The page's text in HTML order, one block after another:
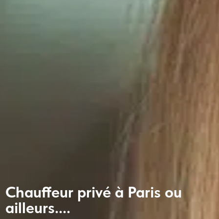
Chauffeur privé à Paris ou
ailleurs....